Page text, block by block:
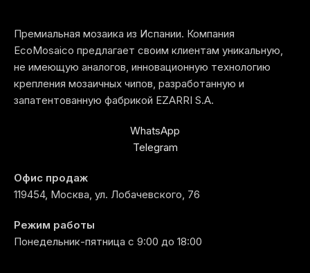
Премиальная мозаика из Испании. Компания
EcoMosaico предлагает своим клиентам уникальную,
не имеющую аналогов, инновационную технологию
крепления мозаичных чипов, разработанную и
запатентованную фабрикой EZARRI S.A.
WhatsApp
Telegram
Офис продаж
119454, Москва, ул. Лобачевского, 76
Режим работы
Понедельник-пятница с 9:00 до 18:00